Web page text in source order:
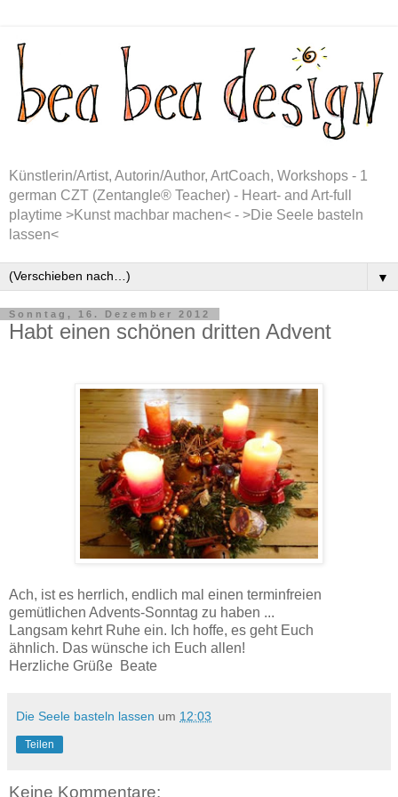
Künstlerin/Artist, Autorin/Author, ArtCoach, Workshops - 1
german CZT (Zentangle® Teacher) - Heart- and Art-full
playtime >Kunst machbar machen< - >Die Seele basteln
lassen<
▼
Sonntag, 16. Dezember 2012
Habt einen schönen dritten Advent
Ach, ist es herrlich, endlich mal einen terminfreien
gemütlichen Advents-Sonntag zu haben ...
Langsam kehrt Ruhe ein. Ich hoffe, es geht Euch
ähnlich. Das wünsche ich Euch allen!
Herzliche Grüße Beate
Die Seele basteln lassen um 12:03
Teilen
Keine Kommentare: